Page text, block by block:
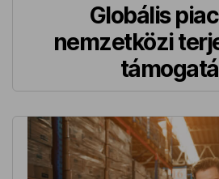
Globális
nemzetközi